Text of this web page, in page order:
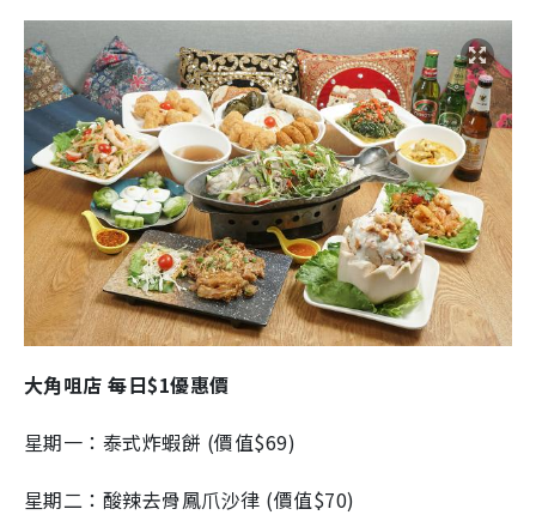
大角咀店 每日$1優惠價
星期一：泰式炸蝦餅 (價值$69)
星期二：酸辣去骨鳳爪沙律 (價值$70)